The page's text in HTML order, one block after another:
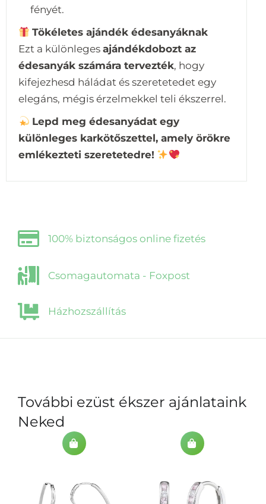
fényét.
Tökéletes ajándék édesanyáknak
Ezt a különleges ajándékdobozt az
édesanyák számára tervezték, hogy
kifejezhesd háládat és szeretetedet egy
elegáns, mégis érzelmekkel teli ékszerrel.
Lepd meg édesanyádat egy
különleges karkötőszettel, amely örökre
emlékezteti szeretetedre!
100% biztonságos online fizetés
Csomagautomata - Foxpost
Házhozszállítás
További ezüst ékszer ajánlataink
Neked